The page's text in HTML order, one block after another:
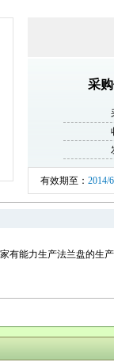
采购
有效期至： 2014/
有能力生产法兰盘的生